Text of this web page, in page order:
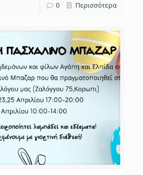
0 Περισσότερα